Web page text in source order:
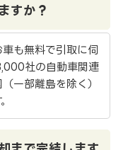
すか？
も無料で引取に伺
社の自動車関連
一部離島を除く）